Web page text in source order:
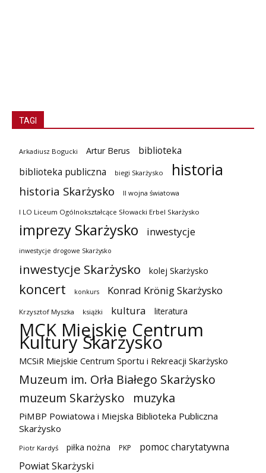
TAGI
Arkadiusz Bogucki Artur Berus
biblioteka
biblioteka publiczna
biegi Skarżysko historia
historia Skarżysko II wojna światowa
I LO Liceum Ogólnokształcące Słowacki Erbel Skarżysko
imprezy Skarżysko inwestycje
inwestycje drogowe Skarżysko
inwestycje Skarżysko kolej Skarżysko
koncert konkurs Konrad Krönig Skarżysko
Krzysztof Myszka książki kultura literatura
MCK Miejskie Centrum
Kultury Skarżysko
MCSiR Miejskie Centrum Sportu i Rekreacji Skarżysko
Muzeum im. Orła Białego Skarżysko
muzeum Skarżysko
muzyka
PiMBP Powiatowa i Miejska Biblioteka Publiczna
Skarżysko
Piotr Kardyś piłka nożna PKP
pomoc charytatywna
Powiat Skarżyski